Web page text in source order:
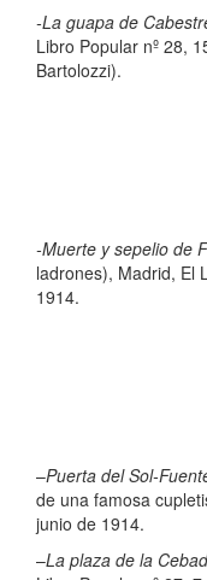
-La guapa de
Libro Popular nº 28,
Bartolozzi).
-Muerte y sepelio de
ladrones), Madrid, El
1914.
–Puerta del Sol-
de una famosa
junio de 1914.
–La plaza de la